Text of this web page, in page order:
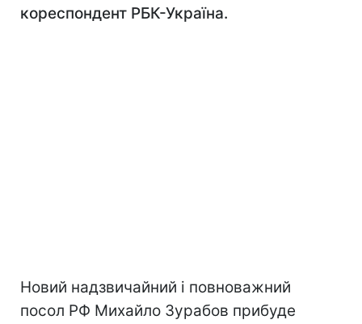
кореспондент РБК-Україна.
Новий надзвичайний і повноважний
посол РФ Михайло Зурабов прибуде